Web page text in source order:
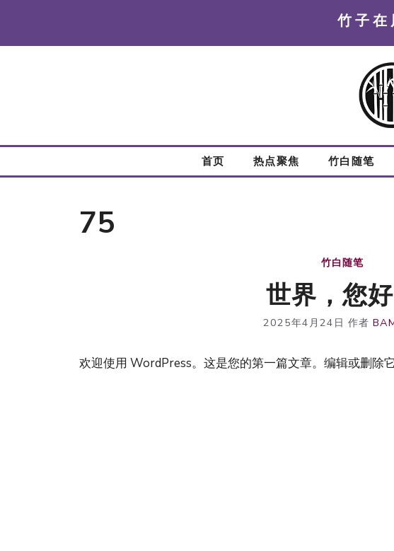
内
竹 子 在
首页 热点聚焦 竹白随笔
75
竹白随笔
世界，您好
2025年4月24日 作者
欢迎使用 WordPress。这是您的第一篇文章。编辑或删除